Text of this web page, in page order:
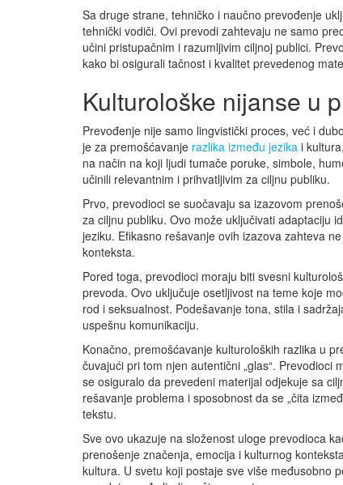
Sa druge strane, tehničko i naučno prevođenje
tehnički vodiči. Ovi prevodi zahtevaju ne samo
učini pristupačnim i razumljivim ciljnoj publici.
kako bi osigurali tačnost i kvalitet prevedenog
Kulturološke nijanse u
Prevođenje nije samo lingvistički proces, već i
je za premošćavanje razlika između jezika i
na način na koji ljudi tumače poruke, simbole,
učinili relevantnim i prihvatljivim za ciljnu publiku.
Prvo, prevodioci se suočavaju sa izazovom
za ciljnu publiku. Ovo može uključivati adaptaciju
jeziku. Efikasno rešavanje ovih izazova zahteva
konteksta.
Pored toga, prevodioci moraju biti svesni
prevoda. Ovo uključuje osetljivost na teme koje
rod i seksualnost. Podešavanje tona, stila i
uspešnu komunikaciju.
Konačno, premošćavanje kulturoloških razlika u
čuvajući pri tom njen autentični „glas“.
se osiguralo da prevedeni materijal odjekuje sa
rešavanje problema i sposobnost da se „čita
tekstu.
Sve ovo ukazuje na složenost uloge prevodioca
prenošenje značenja, emocija i kulturnog
kultura. U svetu koji postaje sve više međusobno